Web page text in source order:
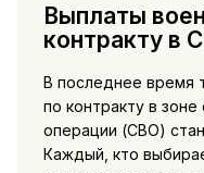
Выплаты
контракту в
В последнее время
по контракту в
операции (СВО)
Каждый, кто